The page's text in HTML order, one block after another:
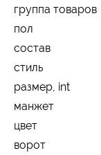
группа товаров
пол
состав
стиль
размер, int
манжет
цвет
ворот